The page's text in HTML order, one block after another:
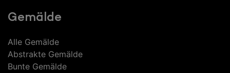
Gemälde
Alle Gemälde
Abstrakte Gemälde
Bunte Gemälde